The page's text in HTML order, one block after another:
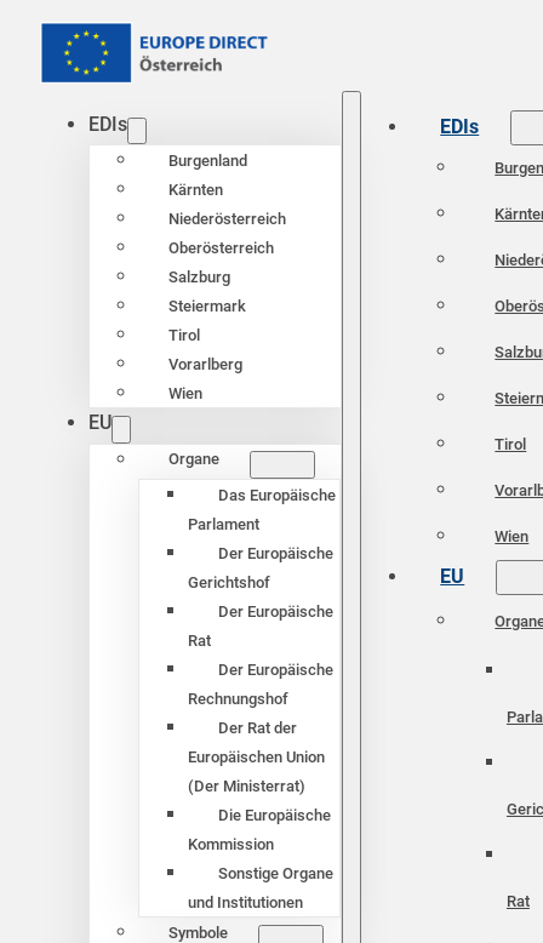
EDIs
Burgenland
Kärnten
Niederösterreich
Oberösterreich
Salzburg
Steiermark
Tirol
Vorarlberg
Wien
EU
Organe
Das Europäische
Parlament
Der Europäische
Gerichtshof
Der Europäische
Rat
Der Europäische
Rechnungshof
Der Rat der
Europäischen Union
(Der Ministerrat)
Die Europäische
Kommission
Sonstige Organe
und Institutionen
Symbole
EDIs
Tirol
Wien
EU
Rat